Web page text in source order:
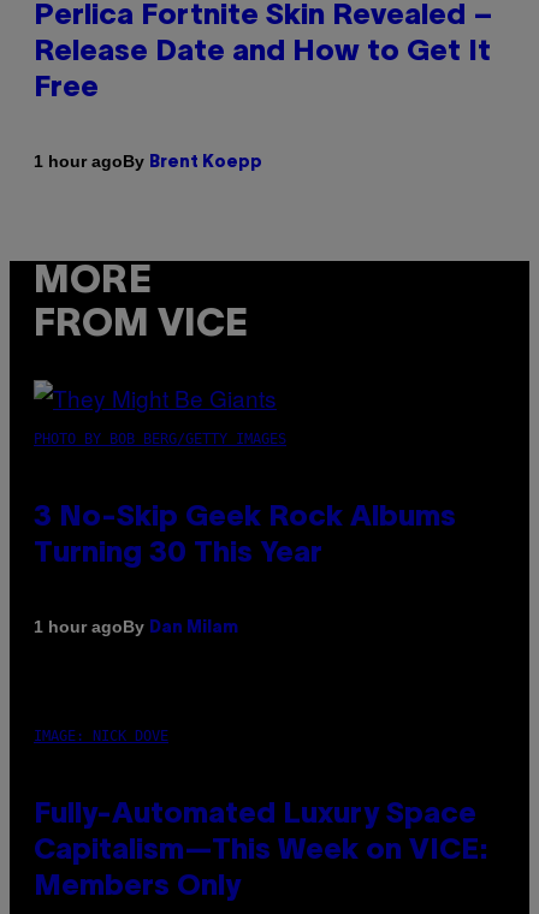
Perlica Fortnite Skin Revealed –
Release Date and How to Get It
Free
1 hour agoBy Brent Koepp
MORE
FROM VICE
PHOTO BY BOB BERG/GETTY IMAGES
3 No-Skip Geek Rock Albums
Turning 30 This Year
1 hour agoBy Dan Milam
IMAGE: NICK DOVE
Fully-Automated Luxury Space
Capitalism—This Week on VICE:
Members Only